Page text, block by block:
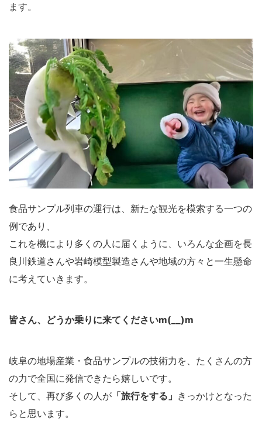
ます。
食品サンプル列車の運行は、新たな観光を模索する一つの
例であり、
これを機により多くの人に届くように、いろんな企画を長
良川鉄道さんや岩崎模型製造さんや地域の方々と一生懸命
に考えていきます。
皆さん、どうか乗りに来てくださいm(__)m
岐阜の地場産業・食品サンプルの技術力を、たくさんの方
の力で全国に発信できたら嬉しいです。
そして、再び多くの人が 「旅行をする」 きっかけとなった
らと思います。